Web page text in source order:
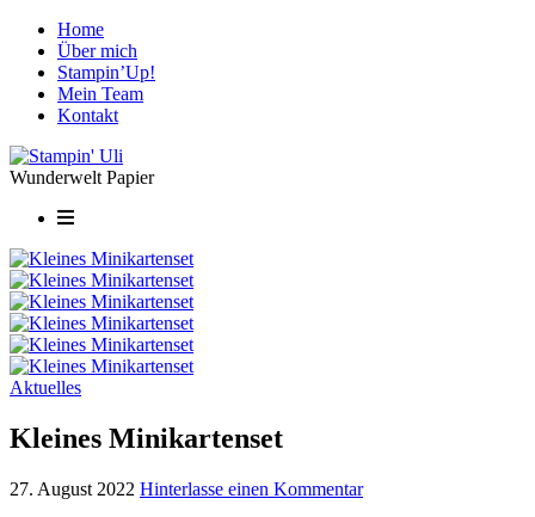
Home
Über mich
Stampin’Up!
Mein Team
Kontakt
Wunderwelt Papier
Aktuelles
Kleines Minikartenset
27. August 2022 Hinterlasse einen Kommentar